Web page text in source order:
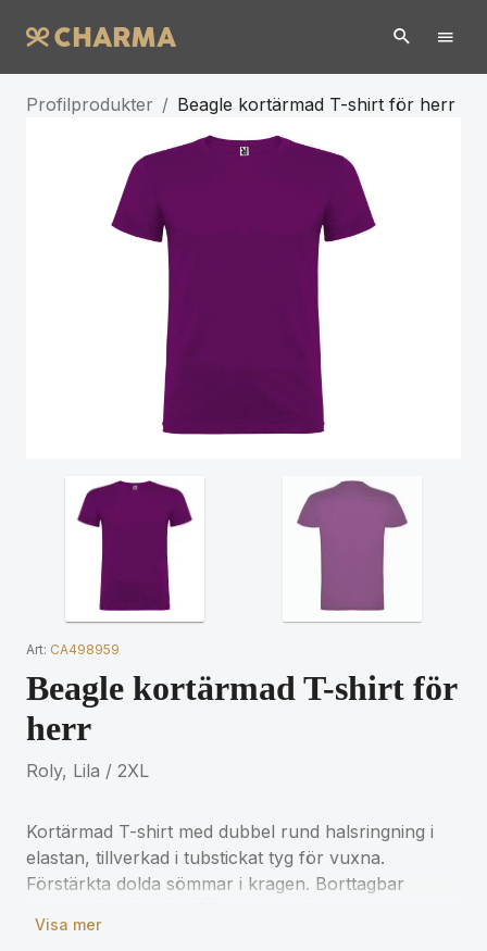
Profilprodukter / Beagle kortärmad T-shirt för herr
Art: CA498959
Beagle kortärmad T-shirt för
herr
Roly, Lila / 2XL
Kortärmad T-shirt med dubbel rund halsringning i
elastan, tillverkad i tubstickat tyg för vuxna.
Förstärkta dolda sömmar i kragen. Borttagbar
Visa mer